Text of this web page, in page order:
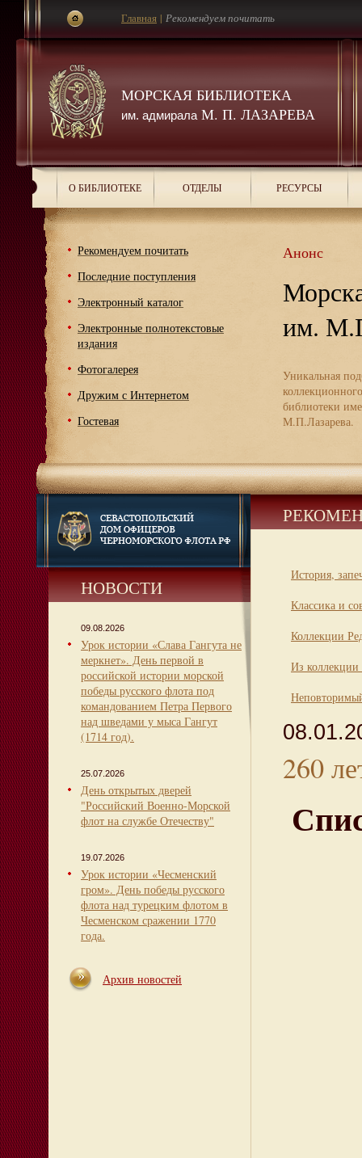
МОРСКАЯ БИБЛИОТЕКА
им. адмиралаМ. П. ЛАЗАРЕВА
Главная | Рекомендуем почитать
О БИБЛИОТЕКЕ ОТДЕЛЫ РЕСУРСЫ
Рекомендуем почитать
Последние поступления
Электронный каталог
Электронные полнотекстовые
издания
Фотогалерея
Дружим с Интернетом
Гостевая
Анонс
им.
Уникальная
библиотеки
М.П.Лазарева.
НОВОСТИ
09.08.2026
Урок истории «Слава Гангута не
меркнет». День первой в
российской истории морской
победы русского флота под
командованием Петра Первого
над шведами у мыса Гангут
(1714 год).
25.07.2026
День открытых дверей
"Российский Военно-Морской
флот на службе Отечеству"
19.07.2026
Урок истории «Чесменский
гром». День победы русского
флота над турецким флотом в
Чесменском сражении 1770
года.
Архив новостей
История,
Классика и
Коллекции
Из
260